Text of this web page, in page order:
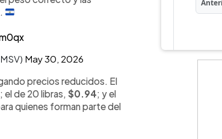
May 30, 2026
precios reducidos. El
; el de 20 libras, $0.94; y el
quienes forman parte del